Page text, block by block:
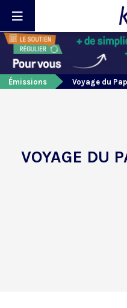
Émissions Voyage du
VOYAGE DU